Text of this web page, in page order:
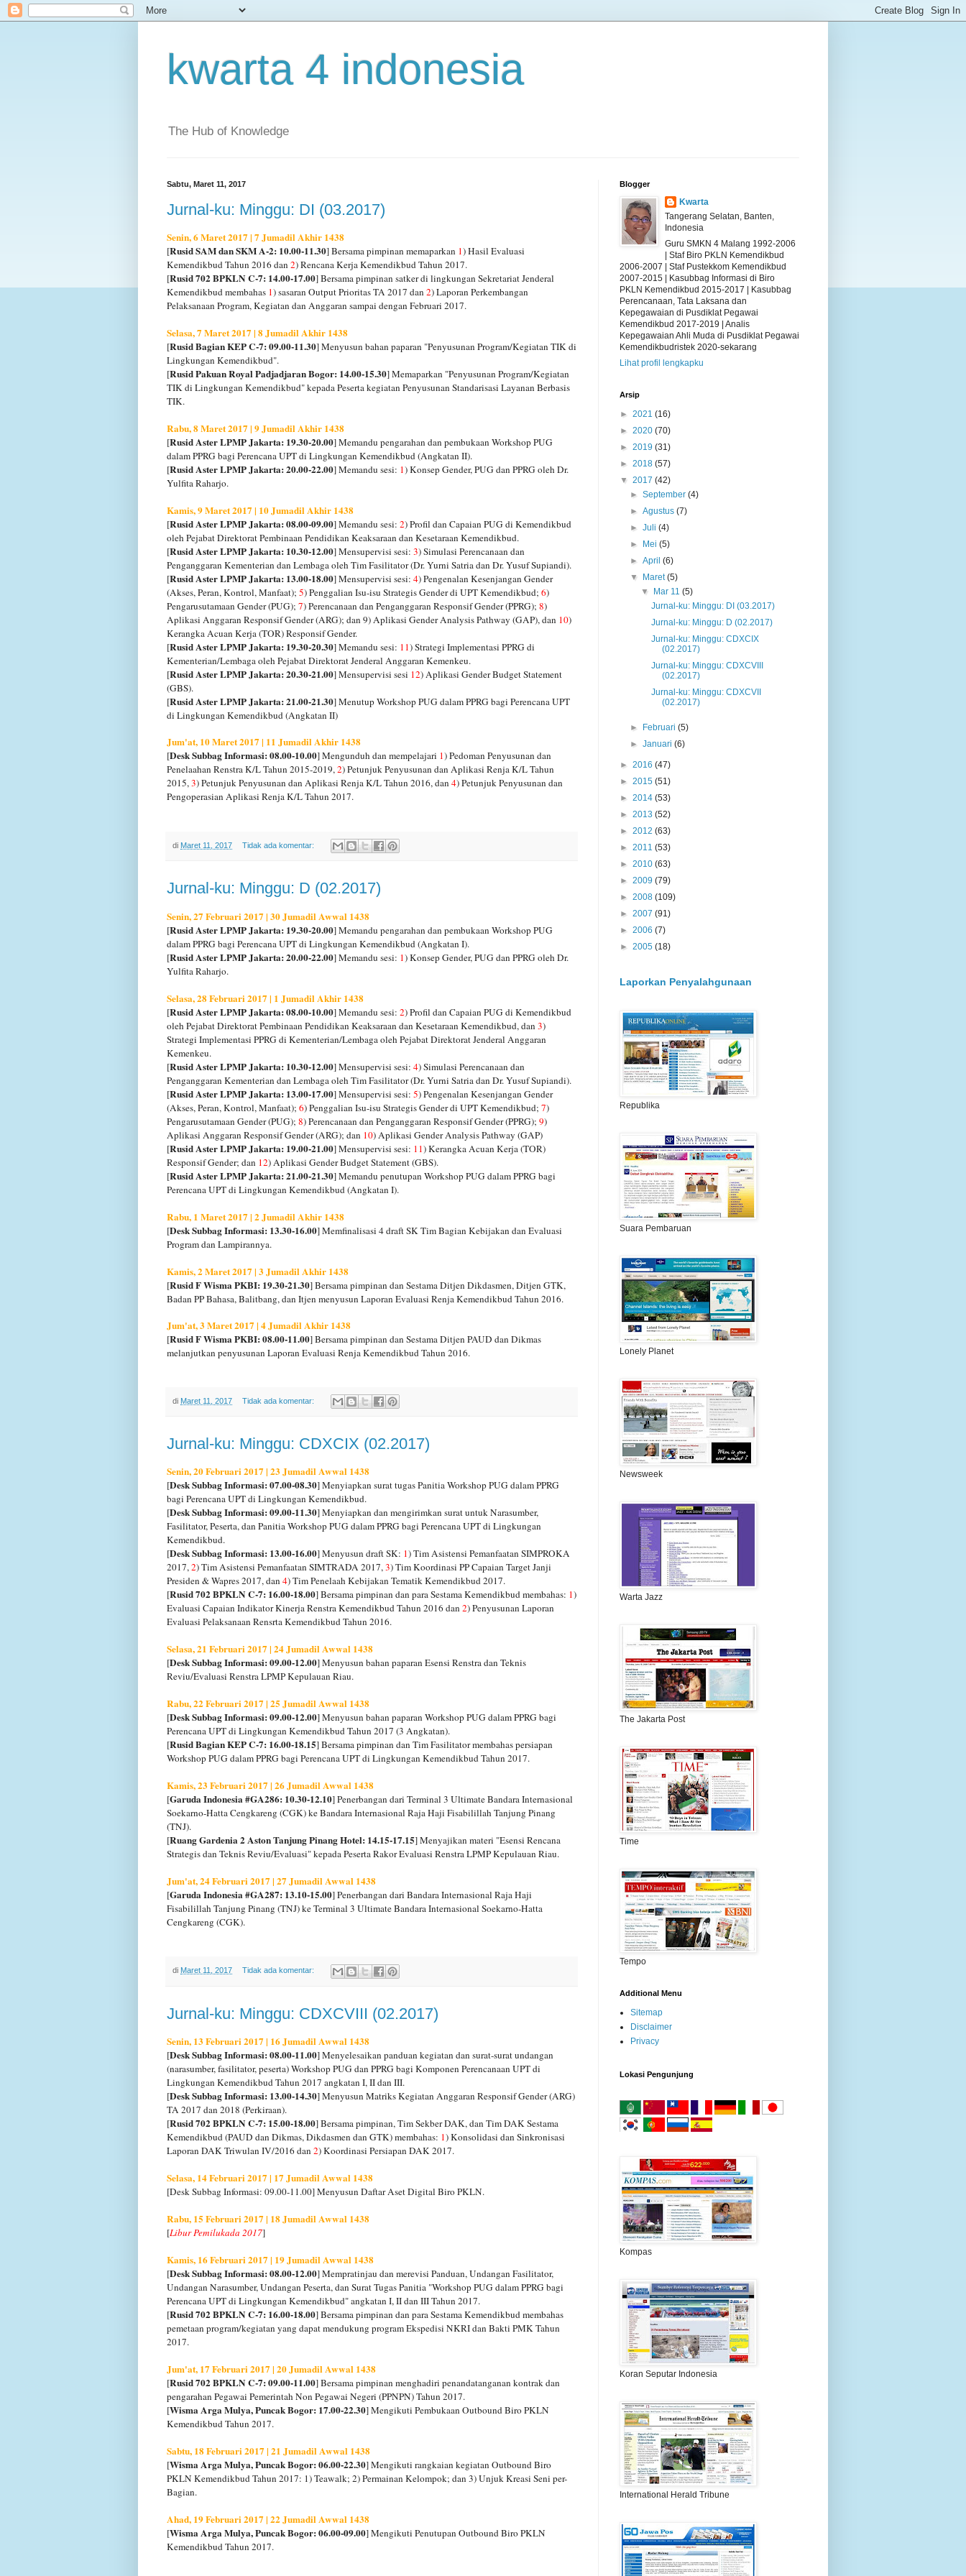
kwarta 4 indonesia
The Hub of Knowledge
Sabtu, Maret 11, 2017
Jurnal-ku: Minggu: DI (03.2017)
Senin, 6 Maret 2017 | 7 Jumadil Akhir 1438
[Rusid SAM dan SKM A-2: 10.00-11.30] Bersama pimpinan memaparkan 1) Hasil Evaluasi
Kemendikbud Tahun 2016 dan 2) Rencana Kerja Kemendikbud Tahun 2017.
[Rusid 702 BPKLN C-7: 14.00-17.00] Bersama pimpinan satker di lingkungan Sekretariat Jenderal
Kemendikbud membahas 1) sasaran Output Prioritas TA 2017 dan 2) Laporan Perkembangan
Pelaksanaan Program, Kegiatan dan Anggaran sampai dengan Februari 2017.
Selasa, 7 Maret 2017 | 8 Jumadil Akhir 1438
[Rusid Bagian KEP C-7: 09.00-11.30] Menyusun bahan paparan "Penyusunan Program/Kegiatan TIK di
Lingkungan Kemendikbud".
[Rusid Pakuan Royal Padjadjaran Bogor: 14.00-15.30] Memaparkan "Penyusunan Program/Kegiatan
TIK di Lingkungan Kemendikbud" kepada Peserta kegiatan Penyusunan Standarisasi Layanan Berbasis
TIK.
Rabu, 8 Maret 2017 | 9 Jumadil Akhir 1438
[Rusid Aster LPMP Jakarta: 19.30-20.00] Memandu pengarahan dan pembukaan Workshop PUG
dalam PPRG bagi Perencana UPT di Lingkungan Kemendikbud (Angkatan II).
[Rusid Aster LPMP Jakarta: 20.00-22.00] Memandu sesi: 1) Konsep Gender, PUG dan PPRG oleh Dr.
Yulfita Raharjo.
Kamis, 9 Maret 2017 | 10 Jumadil Akhir 1438
[Rusid Aster LPMP Jakarta: 08.00-09.00] Memandu sesi: 2) Profil dan Capaian PUG di Kemendikbud
oleh Pejabat Direktorat Pembinaan Pendidikan Keaksaraan dan Kesetaraan Kemendikbud.
[Rusid Aster LPMP Jakarta: 10.30-12.00] Mensupervisi sesi: 3) Simulasi Perencanaan dan
Penganggaran Kementerian dan Lembaga oleh Tim Fasilitator (Dr. Yurni Satria dan Dr. Yusuf Supiandi).
[Rusid Aster LPMP Jakarta: 13.00-18.00] Mensupervisi sesi: 4) Pengenalan Kesenjangan Gender
(Akses, Peran, Kontrol, Manfaat); 5) Penggalian Isu-isu Strategis Gender di UPT Kemendikbud; 6)
Pengarusutamaan Gender (PUG); 7) Perencanaan dan Penganggaran Responsif Gender (PPRG); 8)
Aplikasi Anggaran Responsif Gender (ARG); dan 9) Aplikasi Gender Analysis Pathway (GAP), dan 10)
Kerangka Acuan Kerja (TOR) Responsif Gender.
[Rusid Aster LPMP Jakarta: 19.30-20.30] Memandu sesi: 11) Strategi Implementasi PPRG di
Kementerian/Lembaga oleh Pejabat Direktorat Jenderal Anggaran Kemenkeu.
[Rusid Aster LPMP Jakarta: 20.30-21.00] Mensupervisi sesi 12) Aplikasi Gender Budget Statement
(GBS).
[Rusid Aster LPMP Jakarta: 21.00-21.30] Menutup Workshop PUG dalam PPRG bagi Perencana UPT
di Lingkungan Kemendikbud (Angkatan II)
Jum'at, 10 Maret 2017 | 11 Jumadil Akhir 1438
[Desk Subbag Informasi: 08.00-10.00] Mengunduh dan mempelajari 1) Pedoman Penyusunan dan
Penelaahan Renstra K/L Tahun 2015-2019,2) Petunjuk Penyusunan dan Aplikasi Renja K/L Tahun
2015,3) Petunjuk Penyusunan dan Aplikasi Renja K/L Tahun 2016, dan 4) Petunjuk Penyusunan dan
Pengoperasian Aplikasi Renja K/L Tahun 2017.
di Maret 11, 2017 Tidak ada komentar:
Jurnal-ku: Minggu: D (02.2017)
Senin, 27 Februari 2017 | 30 Jumadil Awwal 1438
[Rusid Aster LPMP Jakarta: 19.30-20.00] Memandu pengarahan dan pembukaan Workshop PUG
dalam PPRG bagi Perencana UPT di Lingkungan Kemendikbud (Angkatan I).
[Rusid Aster LPMP Jakarta: 20.00-22.00] Memandu sesi: 1) Konsep Gender, PUG dan PPRG oleh Dr.
Yulfita Raharjo.
Selasa, 28 Februari 2017 | 1 Jumadil Akhir 1438
[Rusid Aster LPMP Jakarta: 08.00-10.00] Memandu sesi: 2) Profil dan Capaian PUG di Kemendikbud
oleh Pejabat Direktorat Pembinaan Pendidikan Keaksaraan dan Kesetaraan Kemendikbud, dan 3)
Strategi Implementasi PPRG di Kementerian/Lembaga oleh Pejabat Direktorat Jenderal Anggaran
Kemenkeu.
[Rusid Aster LPMP Jakarta: 10.30-12.00] Mensupervisi sesi: 4) Simulasi Perencanaan dan
Penganggaran Kementerian dan Lembaga oleh Tim Fasilitator (Dr. Yurni Satria dan Dr. Yusuf Supiandi).
[Rusid Aster LPMP Jakarta: 13.00-17.00] Mensupervisi sesi: 5) Pengenalan Kesenjangan Gender
(Akses, Peran, Kontrol, Manfaat); 6) Penggalian Isu-isu Strategis Gender di UPT Kemendikbud; 7)
Pengarusutamaan Gender (PUG); 8) Perencanaan dan Penganggaran Responsif Gender (PPRG); 9)
Aplikasi Anggaran Responsif Gender (ARG); dan 10) Aplikasi Gender Analysis Pathway (GAP)
[Rusid Aster LPMP Jakarta: 19.00-21.00] Mensupervisi sesi: 11) Kerangka Acuan Kerja (TOR)
Responsif Gender; dan 12) Aplikasi Gender Budget Statement (GBS).
[Rusid Aster LPMP Jakarta: 21.00-21.30] Memandu penutupan Workshop PUG dalam PPRG bagi
Perencana UPT di Lingkungan Kemendikbud (Angkatan I).
Rabu, 1 Maret 2017 | 2 Jumadil Akhir 1438
[Desk Subbag Informasi: 13.30-16.00] Memfinalisasi 4 draft SK Tim Bagian Kebijakan dan Evaluasi
Program dan Lampirannya.
Kamis, 2 Maret 2017 | 3 Jumadil Akhir 1438
[Rusid F Wisma PKBI: 19.30-21.30] Bersama pimpinan dan Sestama Ditjen Dikdasmen, Ditjen GTK,
Badan PP Bahasa, Balitbang, dan Itjen menyusun Laporan Evaluasi Renja Kemendikbud Tahun 2016.
Jum'at, 3 Maret 2017 | 4 Jumadil Akhir 1438
[Rusid F Wisma PKBI: 08.00-11.00] Bersama pimpinan dan Sestama Ditjen PAUD dan Dikmas
melanjutkan penyusunan Laporan Evaluasi Renja Kemendikbud Tahun 2016.
di Maret 11, 2017 Tidak ada komentar:
Jurnal-ku: Minggu: CDXCIX (02.2017)
Senin, 20 Februari 2017 | 23 Jumadil Awwal 1438
[Desk Subbag Informasi: 07.00-08.30] Menyiapkan surat tugas Panitia Workshop PUG dalam PPRG
bagi Perencana UPT di Lingkungan Kemendikbud.
[Desk Subbag Informasi: 09.00-11.30] Menyiapkan dan mengirimkan surat untuk Narasumber,
Fasilitator, Peserta, dan Panitia Workshop PUG dalam PPRG bagi Perencana UPT di Lingkungan
Kemendikbud.
[Desk Subbag Informasi: 13.00-16.00] Menyusun draft SK: 1) Tim Asistensi Pemanfaatan SIMPROKA
2017,2) Tim Asistensi Pemanfaatan SIMTRADA 2017,3) Tim Koordinasi PP Capaian Target Janji
Presiden & Wapres 2017, dan 4) Tim Penelaah Kebijakan Tematik Kemendikbud 2017.
[Rusid 702 BPKLN C-7: 16.00-18.00] Bersama pimpinan dan para Sestama Kemendikbud membahas: 1)
Evaluasi Capaian Indikator Kinerja Renstra Kemendikbud Tahun 2016 dan 2) Penyusunan Laporan
Evaluasi Pelaksanaan Rensrta Kemendikbud Tahun 2016.
Selasa, 21 Februari 2017 | 24 Jumadil Awwal 1438
[Desk Subbag Informasi: 09.00-12.00] Menyusun bahan paparan Esensi Renstra dan Teknis
Reviu/Evaluasi Renstra LPMP Kepulauan Riau.
Rabu, 22 Februari 2017 | 25 Jumadil Awwal 1438
[Desk Subbag Informasi: 09.00-12.00] Menyusun bahan paparan Workshop PUG dalam PPRG bagi
Perencana UPT di Lingkungan Kemendikbud Tahun 2017 (3 Angkatan).
[Rusid Bagian KEP C-7: 16.00-18.15] Bersama pimpinan dan Tim Fasilitator membahas persiapan
Workshop PUG dalam PPRG bagi Perencana UPT di Lingkungan Kemendikbud Tahun 2017.
Kamis, 23 Februari 2017 | 26 Jumadil Awwal 1438
[Garuda Indonesia #GA286: 10.30-12.10] Penerbangan dari Terminal 3 Ultimate Bandara Internasional
Soekarno-Hatta Cengkareng (CGK) ke Bandara Internasional Raja Haji Fisabilillah Tanjung Pinang
(TNJ).
[Ruang Gardenia 2 Aston Tanjung Pinang Hotel: 14.15-17.15] Menyajikan materi "Esensi Rencana
Strategis dan Teknis Reviu/Evaluasi" kepada Peserta Rakor Evaluasi Renstra LPMP Kepulauan Riau.
Jum'at, 24 Februari 2017 | 27 Jumadil Awwal 1438
[Garuda Indonesia #GA287: 13.10-15.00] Penerbangan dari Bandara Internasional Raja Haji
Fisabilillah Tanjung Pinang (TNJ) ke Terminal 3 Ultimate Bandara Internasional Soekarno-Hatta
Cengkareng (CGK).
di Maret 11, 2017 Tidak ada komentar:
Jurnal-ku: Minggu: CDXCVIII (02.2017)
Senin, 13 Februari 2017 | 16 Jumadil Awwal 1438
[Desk Subbag Informasi: 08.00-11.00] Menyelesaikan panduan kegiatan dan surat-surat undangan
(narasumber, fasilitator, peserta) Workshop PUG dan PPRG bagi Komponen Perencanaan UPT di
Lingkungan Kemendikbud Tahun 2017 angkatan I, II dan III.
[Desk Subbag Informasi: 13.00-14.30] Menyusun Matriks Kegiatan Anggaran Responsif Gender (ARG)
TA 2017 dan 2018 (Perkiraan).
[Rusid 702 BPKLN C-7: 15.00-18.00] Bersama pimpinan, Tim Sekber DAK, dan Tim DAK Sestama
Kemendikbud (PAUD dan Dikmas, Dikdasmen dan GTK) membahas: 1) Konsolidasi dan Sinkronisasi
Laporan DAK Triwulan IV/2016 dan 2) Koordinasi Persiapan DAK 2017.
Selasa, 14 Februari 2017 | 17 Jumadil Awwal 1438
[Desk Subbag Informasi: 09.00-11.00] Menyusun Daftar Aset Digital Biro PKLN.
Rabu, 15 Februari 2017 | 18 Jumadil Awwal 1438
[Libur Pemilukada 2017]
Kamis, 16 Februari 2017 | 19 Jumadil Awwal 1438
[Desk Subbag Informasi: 08.00-12.00] Mempratinjau dan merevisi Panduan, Undangan Fasilitator,
Undangan Narasumber, Undangan Peserta, dan Surat Tugas Panitia "Workshop PUG dalam PPRG bagi
Perencana UPT di Lingkungan Kemendikbud" angkatan I, II dan III Tahun 2017.
[Rusid 702 BPKLN C-7: 16.00-18.00] Bersama pimpinan dan para Sestama Kemendikbud membahas
pemetaan program/kegiatan yang dapat mendukung program Ekspedisi NKRI dan Bakti PMK Tahun
2017.
Jum'at, 17 Februari 2017 | 20 Jumadil Awwal 1438
[Rusid 702 BPKLN C-7: 09.00-11.00] Bersama pimpinan menghadiri penandatanganan kontrak dan
pengarahan Pegawai Pemerintah Non Pegawai Negeri (PPNPN) Tahun 2017.
[Wisma Arga Mulya, Puncak Bogor: 17.00-22.30] Mengikuti Pembukaan Outbound Biro PKLN
Kemendikbud Tahun 2017.
Sabtu, 18 Februari 2017 | 21 Jumadil Awwal 1438
[Wisma Arga Mulya, Puncak Bogor: 06.00-22.30] Mengikuti rangkaian kegiatan Outbound Biro
PKLN Kemendikbud Tahun 2017: 1) Teawalk; 2) Permainan Kelompok; dan 3) Unjuk Kreasi Seni per-
Bagian.
Ahad, 19 Februari 2017 | 22 Jumadil Awwal 1438
[Wisma Arga Mulya, Puncak Bogor: 06.00-09.00] Mengikuti Penutupan Outbound Biro PKLN
Kemendikbud Tahun 2017.
Blogger
Kwarta
Tangerang Selatan, Banten,
Indonesia
Guru SMKN 4 Malang 1992-2006
| Staf Biro PKLN Kemendikbud
2006-2007 | Staf Pustekkom Kemendikbud
2007-2015 | Kasubbag Informasi di Biro
PKLN Kemendikbud 2015-2017 | Kasubbag
Perencanaan, Tata Laksana dan
Kepegawaian di Pusdiklat Pegawai
Kemendikbud 2017-2019 | Analis
Kepegawaian Ahli Muda di Pusdiklat Pegawai
Kemendikbudristek 2020-sekarang
Lihat profil lengkapku
Arsip
► 2021 (16)
► 2020 (70)
► 2019 (31)
► 2018 (57)
▼ 2017 (42)
►September(4)
►Agustus(7)
►Juli(4)
►
Mei(5)
►April(6)
▼
Maret(5)
▼
Mar 11 (5)
Jurnal-ku: Minggu: DI (03.2017)
Jurnal-ku: Minggu: D (02.2017)
Jurnal-ku: Minggu: CDXCIX
(02.2017)
Jurnal-ku: Minggu: CDXCVIII
(02.2017)
Jurnal-ku: Minggu: CDXCVII
(02.2017)
► Februari(5)
►Januari(6)
► 2016 (47)
► 2015 (51)
► 2014 (53)
► 2013 (52)
► 2012 (63)
► 2011 (53)
► 2010 (63)
► 2009 (79)
► 2008 (109)
► 2007 (91)
► 2006 (7)
► 2005 (18)
Laporkan Penyalahgunaan
Republika
Suara Pembaruan
Lonely Planet
Newsweek
Warta Jazz
The Jakarta Post
Time
Tempo
Additional Menu
Sitemap
Disclaimer
Privacy
Lokasi Pengunjung
Kompas
Koran Seputar Indonesia
International Herald Tribune